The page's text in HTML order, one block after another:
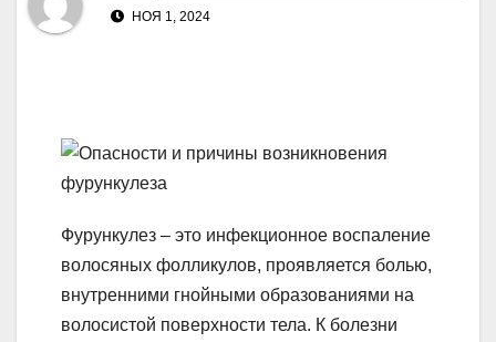
НОЯ 1, 2024
Фурункулез – это инфекционное воспаление
волосяных фолликулов, проявляется болью,
внутренними гнойными образованиями на
волосистой поверхности тела. К болезни